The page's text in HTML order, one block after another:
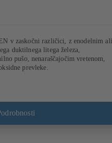
v zaskočni različici, z enodelnim ali
duktilnega litega železa,
pušo, nenaraščajočim vretenom,
prevleke.